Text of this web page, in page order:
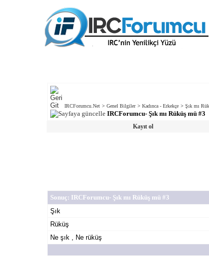
IRCForumcu.Net > Genel Bilgiler > Kadınca - Erkekçe > Şık mı
IRCForumcu- Şık mı Rüküş mü #3
Kayıt ol
Sonuç: IRCForumcu- Şık mı Rüküş mü #3
Şık
Rüküş
Ne şık , Ne rüküş